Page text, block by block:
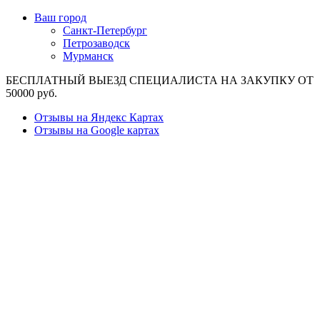
Ваш город
Санкт-Петербург
Петрозаводск
Мурманск
БЕСПЛАТНЫЙ ВЫЕЗД СПЕЦИАЛИСТА НА ЗАКУПКУ ОТ
50000 руб.
Отзывы на Яндекс Картах
Отзывы на Google картах